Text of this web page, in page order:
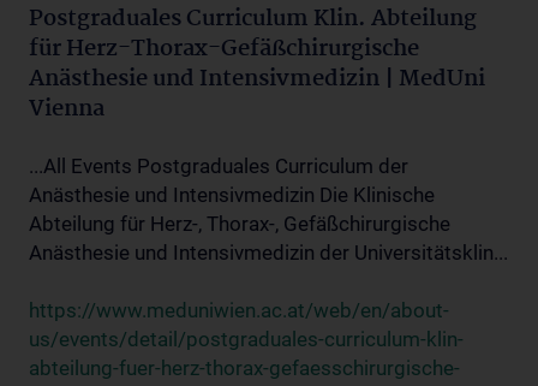
Postgraduales Curriculum Klin. Abteilung
für Herz-Thorax-Gefäßchirurgische
Anästhesie und Intensivmedizin | MedUni
Vienna
...All Events Postgraduales Curriculum der
Anästhesie und Intensivmedizin Die Klinische
Abteilung für Herz-, Thorax-, Gefäßchirurgische
Anästhesie und Intensivmedizin der Universitätsklin...
https://www.meduniwien.ac.at/web/en/about-
us/events/detail/postgraduales-curriculum-klin-
abteilung-fuer-herz-thorax-gefaesschirurgische-